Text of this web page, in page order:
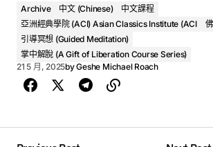
Class Audio
Archive 中文 (Chinese)
中文課程
亞洲經典學院 (ACI) Asian Classics Institute (ACI
引導冥想 (Guided Meditation)
掌中解脫 (A Gift of Liberation Course Series)
21 5 月, 2025byGeshe Michael Roach